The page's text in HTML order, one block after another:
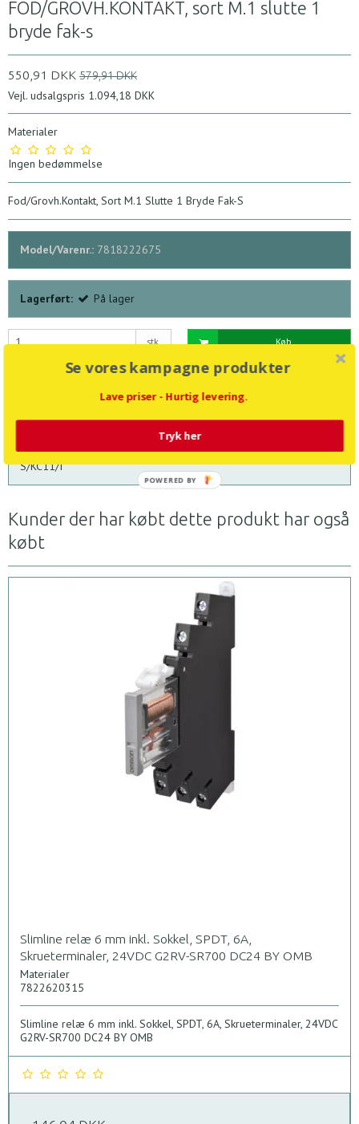
FOD/GROVH.KONTAKT, sort M.1 slutte 1
bryde fak-s
550,91 DKK 579,91 DKK
Vejl. udsalgspris 1.094,18 DKK
Materialer
Ingen bedømmelse
Fod/Grovh.Kontakt, Sort M.1 Slutte 1 Bryde Fak-S
Model/Varenr.: 7818222675
Lagerført: På lager
stk. Køb
Tilføj til ønskeliste
Beskrivelse
Fod og grovhånds kontakt, kapslet, 1N/O + 1N/C, sort, FAK-
S/KC11/I
Kunder der har købt dette produkt har også
købt
Slimline relæ 6 mm inkl. Sokkel, SPDT, 6A,
Skrueterminaler, 24VDC G2RV-SR700 DC24 BY OMB
Materialer
7822620315
Slimline relæ 6 mm inkl. Sokkel, SPDT, 6A, Skrueterminaler, 24VDC
G2RV-SR700 DC24 BY OMB
Se vores kampagne produkter
Lave priser - Hurtig levering.
Tryk her
POWERED BY